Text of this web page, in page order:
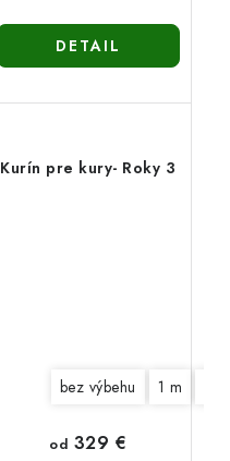
DETAIL
Kurín pre kury- Roky 3
bez výbehu 1 m
od 329 €